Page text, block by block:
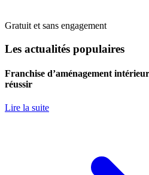
Gratuit et sans engagement
Les actualités populaires
Franchise d’aménagement
réussir
Lire la suite